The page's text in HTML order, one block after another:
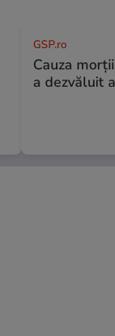
GSP.ro
Cauza
a dezvăluit